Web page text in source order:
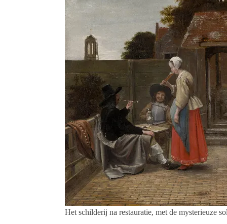
Het schilderij na restauratie, met de mysterieuze